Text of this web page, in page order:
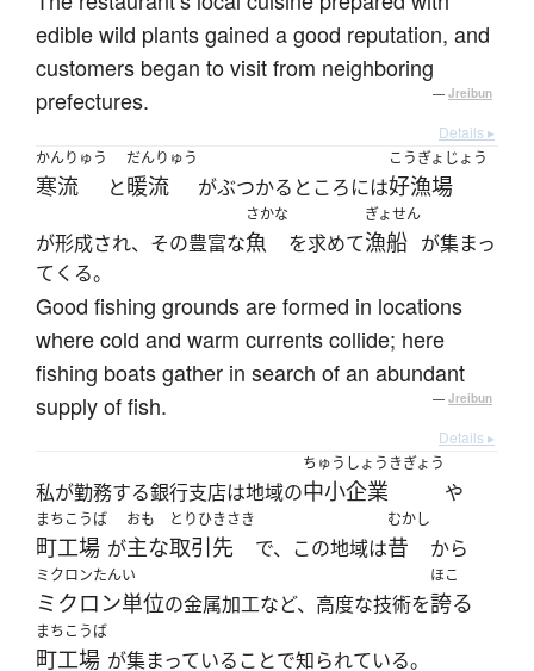
edible wild plants gained a good reputation, and
customers began to visit from neighboring
prefectures.
— Jreibun
Details ▸
かんりゅう
寒流 と
だんりゅう
暖流 がぶつかるところには
こうぎょじょう
好漁場
が形成され、その豊富な
さかな
魚 を求めて
ぎょせん
漁船 が集まっ
てくる。
Good fishing grounds are formed in locations
where cold and warm currents collide; here
fishing boats gather in search of an abundant
supply of fish.
— Jreibun
Details ▸
私が勤務する銀行支店は地域の
ちゅうしょうきぎょう
中小企業 や
まちこうば
町工場 が
おも
主な
とりひきさき
取引先 で、この地域は
むかし
昔 から
ミクロンたんい
ミクロン単位の金属加工など、高度な技術を
ほこ
誇る
まちこうば
町工場 が集まっていることで知られている。